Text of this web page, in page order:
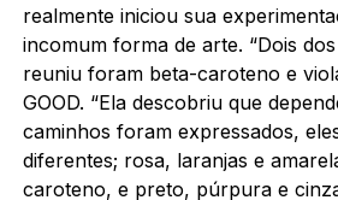
realmente iniciou sua
incomum forma de arte. “Dois
reuniu foram beta-caroteno e
GOOD. “Ela descobriu que
caminhos foram expressados,
diferentes; rosa, laranjas e
caroteno, e preto, púrpura e